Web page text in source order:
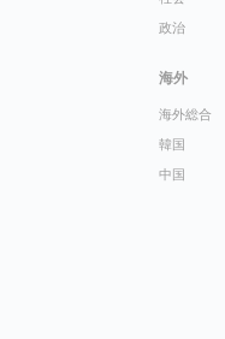
政治
海外
海外総合
韓国
中国